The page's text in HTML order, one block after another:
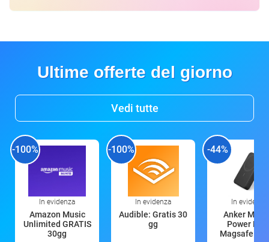
Ultime offerte del giorno
Vedi tutte
-100%
In evidenza
Amazon Music
Unlimited GRATIS
30gg
-100%
In evidenza
Audible: Gratis 30
gg
-44%
In evidenza
Anker
Power
Magsafe